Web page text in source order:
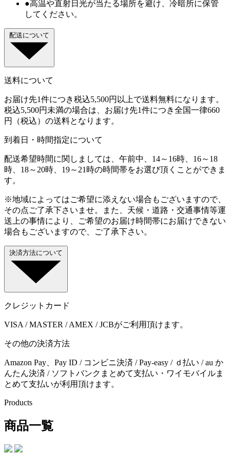
●高温や直射日光が当たる場所を避け、冷暗所に保管
してください。
配送について
送料について
お届け先1件につき税込5,500円以上で送料無料になります。
税込5,500円未満の場合は、お届け先1件につき全国一律660
円（税込）の送料となります。
到着日・時間指定について
配送希望時間に関しましては、午前中、14～16時、16～18
時、18～20時、19～21時の時間帯をお選び頂くことができま
す。
※地域によってはご希望に添えない場合もございますので、
その点ご了承下さいませ。また、天候・道路・交通事情等運
送上の事情により、ご希望のお届け時間帯にお届けできない
場合もございますので、ご了承下さい。
決済方法について
クレジットカード
VISA / MASTER / AMEX / JCBがご利用頂けます。
その他の決済方法
Amazon Pay、Pay ID / コンビニ決済 / Pay-easy / ｄ払い / au か
んたん決済 / ソフトバンクまとめて支払い・ワイモバイルま
とめて支払いが利用頂けます。
Products
商品一覧